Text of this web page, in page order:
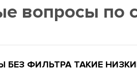
вопросы
ФИЛЬТРА ТАКИЕ